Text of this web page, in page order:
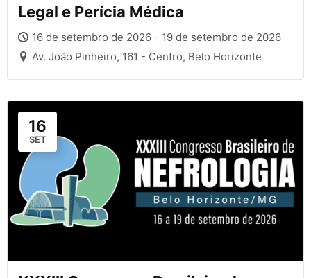
Legal e Perícia Médica
16 de setembro de 2026 - 19 de setembro de 2026
Av. João Pinheiro, 161 - Centro, Belo Horizonte
16
SET